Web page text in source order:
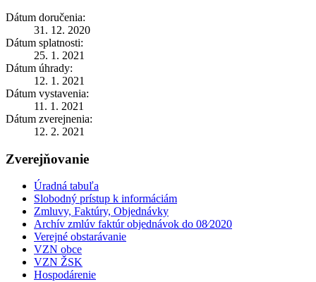
Dátum doručenia:
31. 12. 2020
Dátum splatnosti:
25. 1. 2021
Dátum úhrady:
12. 1. 2021
Dátum vystavenia:
11. 1. 2021
Dátum zverejnenia:
12. 2. 2021
Zverejňovanie
Úradná tabuľa
Slobodný prístup k informáciám
Zmluvy, Faktúry, Objednávky
Archív zmlúv faktúr objednávok do 08⁄2020
Verejné obstarávanie
VZN obce
VZN ŽSK
Hospodárenie